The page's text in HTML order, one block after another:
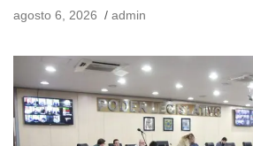
agosto 6, 2026
admin